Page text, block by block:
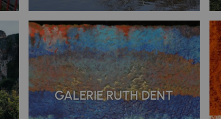
GALERIE RUTH DENT